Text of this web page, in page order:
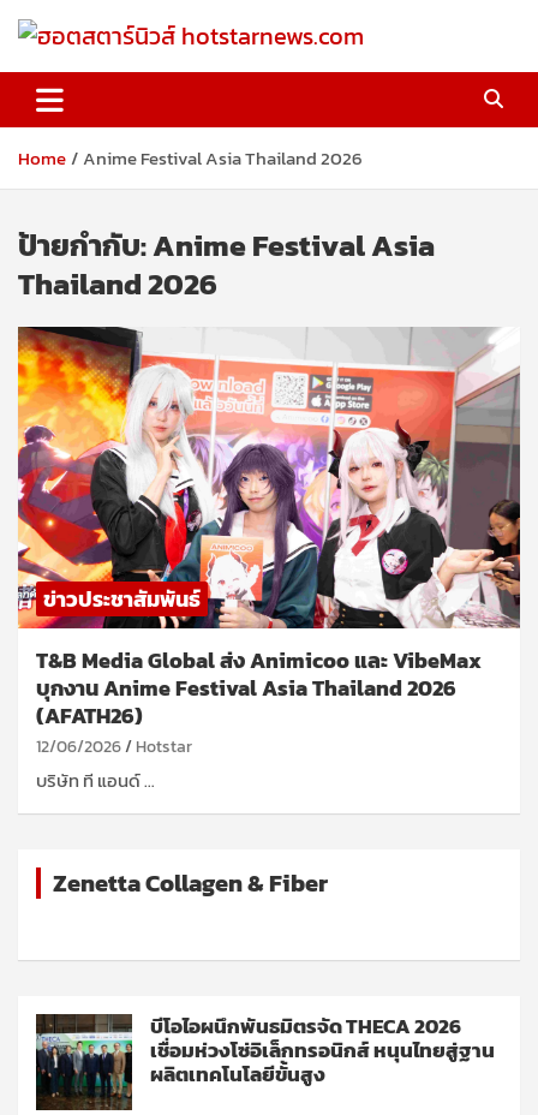
ฮอตสตาร์นิวส์ hotstarnews.com
Home Anime Festival Asia Thailand 2026
ป้ายกำกับ:Anime Festival Asia
Thailand 2026
ข่าวประชาสัมพันธ์
T&B Media Global ส่ง Animicoo และ VibeMax
บุกงาน Anime Festival Asia Thailand 2026
(AFATH26)
12/06/2026 Hotstar
บริษัท ที แอนด์ …
Zenetta Collagen & Fiber
บีโอไอผนึกพันธมิตรจัด THECA 2026
เชื่อมห่วงโซ่อิเล็กทรอนิกส์ หนุนไทยสู่ฐาน
ผลิตเทคโนโลยีขั้นสูง